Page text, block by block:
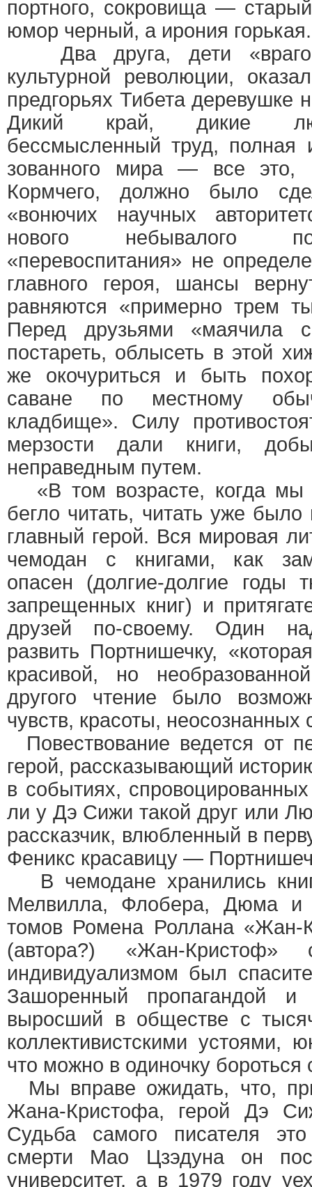
портного, сокровища —
юмор черный, а ирония горькая.
Два друга, дети
культурной революции,
предгорьях Тибета деревушке
Дикий край, дикие
бессмысленный труд, полная
зованного мира — все это,
Кормчего, должно было
«вонючих научных
нового небывалого
«перевоспитания» не
главного героя, шансы
равняются «примерно трем
Перед друзьями «маячила
постареть, облысеть в этой
же окочуриться и быть
саване по местному
кладбище». Силу
мерзости дали книги,
неправедным путем.
«В том возрасте, когда мы
бегло читать, читать уже
главный герой. Вся мировая
чемодан с книгами, как
опасен (долгие-долгие годы
запрещенных книг) и
друзей по-своему. Один
развить Портнишечку,
красивой, но
другого чтение было
чувств, красоты, неосознанных
Повествование ведется от
герой, рассказывающий
в событиях,
ли у Дэ Сижи такой друг или
рассказчик, влюбленный в
Феникс красавицу —
В чемодане хранились
Мелвилла, Флобера, Дюма и
томов Ромена Роллана «Жан-
(автора?) «Жан-
индивидуализмом был
Зашоренный пропагандой и
выросший в обществе с
коллективистскими
что можно в одиночку
Мы вправе ожидать, что,
Жана-Кристофа, герой Дэ
Судьба самого писателя
смерти Мао Цзэдуна он
университет, а в 1979 году